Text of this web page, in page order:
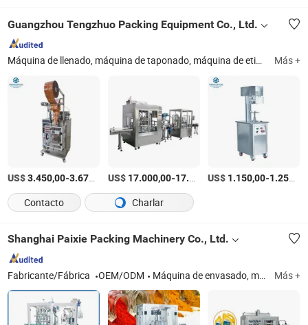
Guangzhou Tengzhuo Packing Equipment Co., Ltd.
Máquina de llenado, máquina de taponado, máquina de etiquetado, máquina de lavado de botellas, línea de producción de llenado, máquina de llenado de líquidos, máquina de llenado de polvo, máquina de llenado de miel, máquina de llenado de perfume, máquina de llenado de loción Más +
US$3.450,00-3.676,00 /pieces
US$ 17.000,00-17.143,00 /Pieza
US$ 1.150,00-1.250,00
Contacto
Charlar
Shanghai Paixie Packing Machinery Co., Ltd.
Fabricante/Fábrica OEM/ODM Máquina de envasado, máquina de llenado de líquidos, equipo para vapeo, máquina de embalaje, máquina de aceite de oliva, máquina de empaquetado en cajas, máquina de envoltura, máquina de etiquetado, máquina de taponado, máquina de llenado Más +